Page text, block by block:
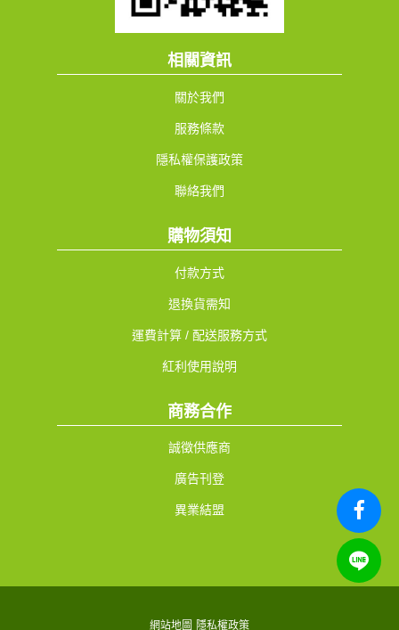
相關資訊
關於我們
服務條款
隱私權保護政策
聯絡我們
購物須知
付款方式
退換貨需知
運費計算 / 配送服務方式
紅利使用說明
商務合作
誠徵供應商
廣告刊登
異業結盟
網站地圖 隱私權政策